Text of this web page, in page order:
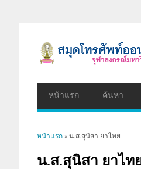
หน้าแรก ค้นหา
คุณอยู่ที่นี่
หน้าแรก » น.ส.สุนิสา ยาไทย
น.ส.สุนิสา ยาไท